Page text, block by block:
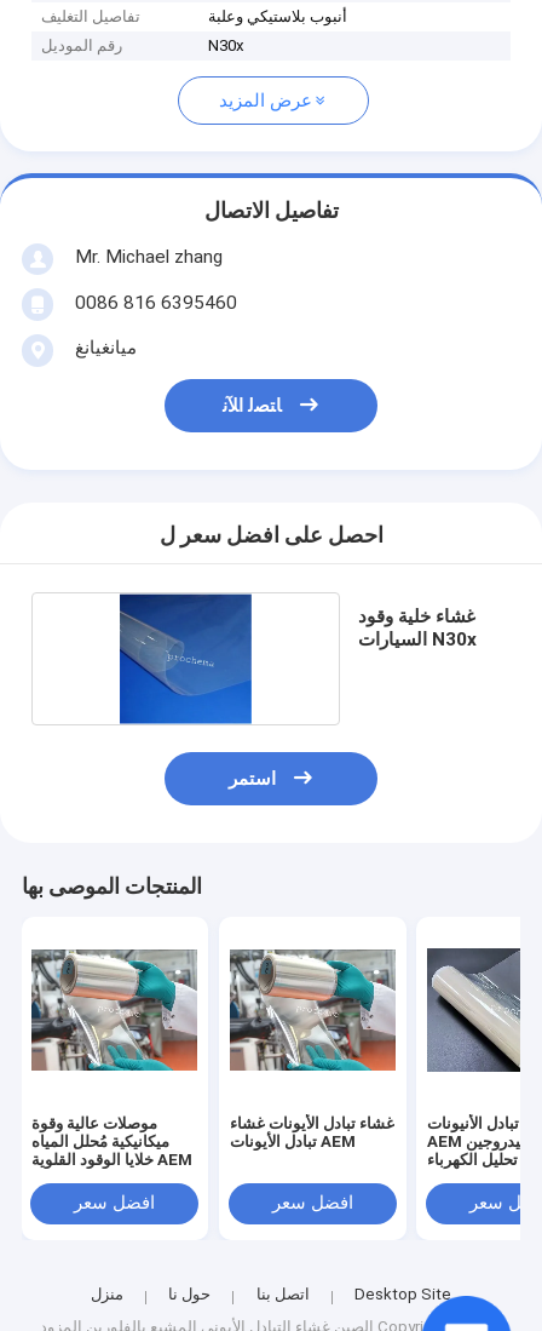
تفاصيل التغليف
أنبوب بلاستيكي وعلبة
رقم الموديل
N30x
عرض المزيد
تفاصيل الاتصال
Mr. Michael zhang
0086 816 6395460
ميانغيانغ
ﺎﺘﺼﻟ ﺍﻶﻧ
احصل على افضل سعر ل
غشاء خلية وقود
السيارات N30x
استمر
المنتجات الموصى بها
موصلات عالية وقوة
ميكانيكية مُحلل المياه
خلايا الوقود القلوية AEM
افضل سعر
غشاء تبادل الأيونات غشاء
تبادل الأيونات AEM
افضل سعر
تبادل الأنيونات
AEM لإنتاج الهيدروجين
تحليل الكهرباء
سعر
منزل حول نا اتصل بنا
Desktop Site
الصين غشاء التبادل الأيوني المشبع بالفلورين المزود.Copyright © 2024